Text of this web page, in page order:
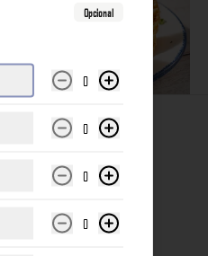
Opcional
0
0
0
0